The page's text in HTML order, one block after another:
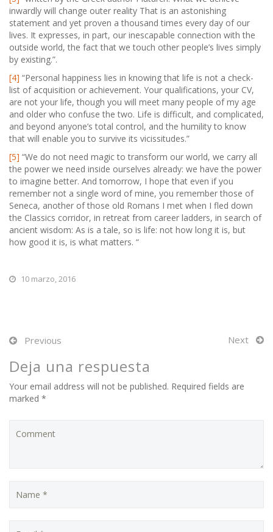
inwardly will change outer reality That is an astonishing
statement and yet proven a thousand times every day of our
lives. It expresses, in part, our inescapable connection with the
outside world, the fact that we touch other people’s lives simply
by existing.”.
[4] “Personal happiness lies in knowing that life is not a check-
list of acquisition or achievement. Your qualifications, your CV,
are not your life, though you will meet many people of my age
and older who confuse the two. Life is difficult, and complicated,
and beyond anyone’s total control, and the humility to know
that will enable you to survive its vicissitudes.”
[5] “We do not need magic to transform our world, we carry all
the power we need inside ourselves already: we have the power
to imagine better. And tomorrow, I hope that even if you
remember not a single word of mine, you remember those of
Seneca, another of those old Romans I met when I fled down
the Classics corridor, in retreat from career ladders, in search of
ancient wisdom: As is a tale, so is life: not how long it is, but
how good it is, is what matters. “
10 marzo, 2016
Previous Next
Deja una respuesta
Your email address will not be published. Required fields are
marked *